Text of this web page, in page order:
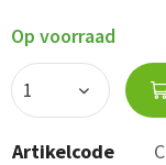
Op voorraad
Artikelcode